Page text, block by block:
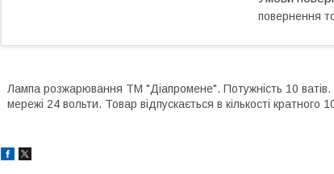
повернення
Лампа розжарювання ТМ "Діапромене". Потужність 10
мережі 24 вольти. Товар відпускається в кількості кратного